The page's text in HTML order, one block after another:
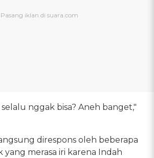
nggak bisa? Aneh banget,"
direspons oleh beberapa
yang merasa iri karena Indah